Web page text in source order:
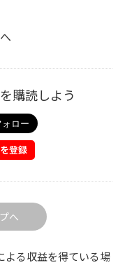
購読しよう
へ
よる収益を得ている場